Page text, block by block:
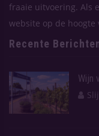
fraaie uitvoering. Als
website op de hoogte
Recente
Wijn